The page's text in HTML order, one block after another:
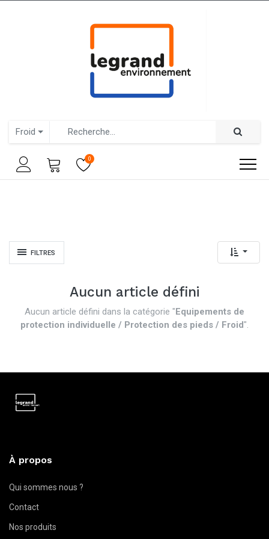
Froid
0
FILTRES
Aucun article défini
Aucun article défini dans la catégorie "Equipements de
protection individuelle / Protection des pieds / Froid".
À propos
Qui sommes nous ?
Contact
Nos produits